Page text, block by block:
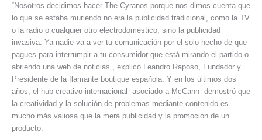
“Nosotros decidimos hacer The Cyranos porque nos dimos cuenta que
lo que se estaba muriendo no era la publicidad tradicional, como la TV
o la radio o cualquier otro electrodoméstico, sino la publicidad
invasiva. Ya nadie va a ver tu comunicación por el solo hecho de que
pagues para interrumpir a tu consumidor que está mirando el partido o
abriendo una web de noticias”, explicó Leandro Raposo, Fundador y
Presidente de la flamante boutique española. Y en los últimos dos
años, el hub creativo internacional -asociado a McCann- demostró que
la creatividad y la solución de problemas mediante contenido es
mucho más valiosa que la mera publicidad y la promoción de un
producto.